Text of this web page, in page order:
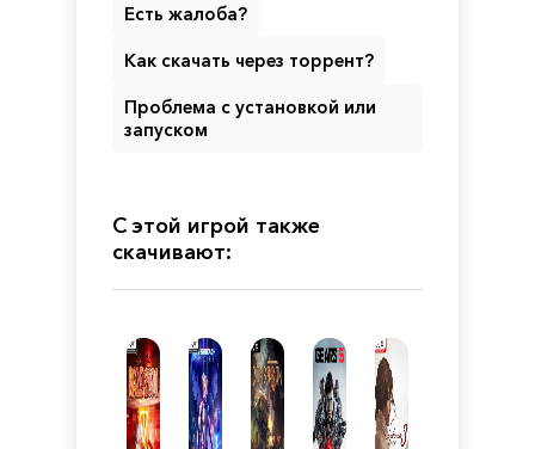
Есть жалоба?
Как скачать через торрент?
Проблема с установкой или
запуском
С этой игрой также
скачивают: